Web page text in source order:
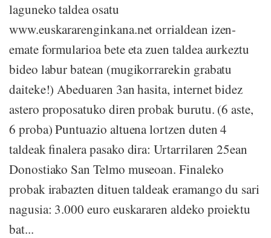
laguneko taldea osatu
www.euskararenginkana.net orrialdean izen-
emate formularioa bete eta zuen taldea aurkeztu
bideo labur batean (mugikorrarekin grabatu
daiteke!) Abeduaren 3an hasita, internet bidez
astero proposatuko diren probak burutu. (6 aste,
6 proba) Puntuazio altuena lortzen duten 4
taldeak finalera pasako dira: Urtarrilaren 25ean
Donostiako San Telmo museoan. Finaleko
probak irabazten dituen taldeak eramango du sari
nagusia: 3.000 euro euskararen aldeko proiektu
bat...